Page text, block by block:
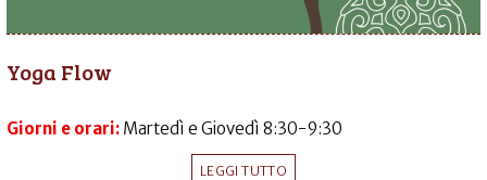
Yoga Flow
Giorni e orari: Martedì e Giovedì 8:30-9:30
LEGGI TUTTO